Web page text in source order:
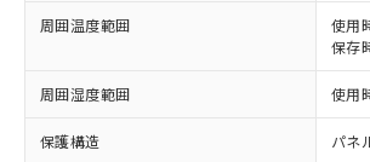
周囲温度範囲
使用
保存
周囲湿度範囲 使用
保護構造 パネ
在庫状況および標準価格照
記載している更新日時点で
タに基づき作成されるもの
覧された時点での実際の在
準価格とは異なる場合があ
ミウム(Cd) 100ppm以下、
六価クロム(Cr(Ⅵ)) 1000ppm以下、ポリ臭
類(PBB) 1000ppm以下、ポリ臭化ジフェニ
(PBDE) 1000ppm以下、フタル酸ビス(2-エ
「－」：未確認です。当社販売部
い合わせください。
Pb(鉛) :1000ppm、 Hg(水銀) : 1000ppm、
Cr(Ⅵ)(六価クロム) : 1000ppm、 PBBs(ポ
為替および外国貿易法に定め
（以下｢規制貨物等」とい
または国外への提供する場
国政府の輸出許可(または役
可)を取得するなどの必要な
号